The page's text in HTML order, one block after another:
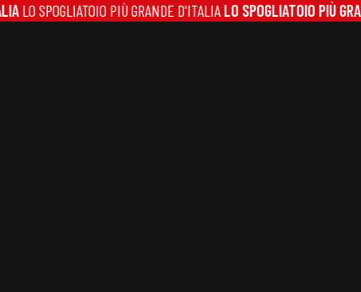
PIÙ GRANDE D'ITALIALO SPOGLIATOIO PIÙ GRANDE